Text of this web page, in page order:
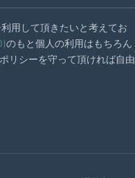
用して頂きたいと考えてお
のもと個人の利用はもちろん
リシーを守って頂ければ自由